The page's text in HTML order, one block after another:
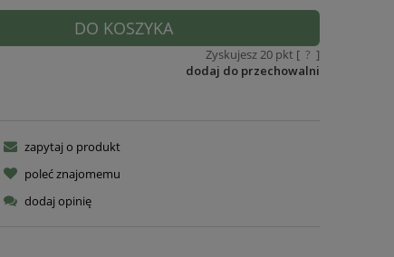
DO KOSZYKA
Zyskujesz20pkt [ ? ]
dodaj do przechowalni
zapytaj o produkt
poleć znajomemu
dodaj opinię